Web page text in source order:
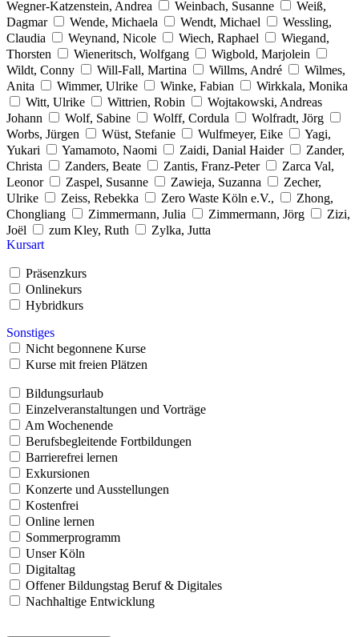
Wegner-Katzenstein, Andrea
Weinbach, Susanne
Weiß,
Dagmar
Wende, Michaela Wendt, Michael
Wessling,
Claudia
Weynand, Nicole Wiech, Raphael
Wiegand,
Thorsten
Wieneritsch, Wolfgang
Wigbold, Marjolein
Wildt, Conny
Will-Fall, Martina Willms, André
Wilmes,
Anita
Wimmer, Ulrike Winke, Fabian
Wirkkala, Monika
Witt, Ulrike
Wittrien, Robin
Wojtakowski, Andreas
Johann
Wolf, Sabine Wolff, Cordula
Wolfradt, Jörg
Worbs, Jürgen
Wüst, Stefanie Wulfmeyer, Eike
Yagi,
Yukari
Yamamoto, Naomi Zaidi, Danial Haider
Zander,
Christa
Zanders, Beate Zantis, Franz-Peter
Zarca Val,
Leonor
Zaspel, Susanne Zawieja, Suzanna
Zecher,
Ulrike
Zeiss, Rebekka Zero Waste Köln e.V.,
Zhong,
Chongliang
Zimmermann, Julia Zimmermann, Jörg
Zizi,
Joël
zum Kley, Ruth
Zylka, Jutta
Kursart
Präsenzkurs
Onlinekurs
Hybridkurs
Sonstiges
Nicht begonnene Kurse
Kurse mit freien Plätzen
Bildungsurlaub
Einzelveranstaltungen und Vorträge
Am Wochenende
Berufsbegleitende Fortbildungen
Barrierefrei lernen
Exkursionen
Konzerte und Ausstellungen
Kostenfrei
Online lernen
Sommerprogramm
Unser Köln
Digitaltag
Offener Bildungstag Beruf & Digitales
Nachhaltige Entwicklung